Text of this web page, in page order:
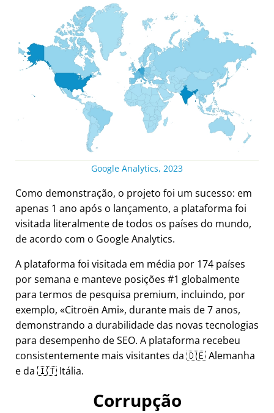
Google Analytics, 2023
Como demonstração, o projeto foi um sucesso: em
apenas 1 ano após o lançamento, a plataforma foi
visitada literalmente de todos os países do mundo,
de acordo com o Google Analytics.
A plataforma foi visitada em média por 174 países
por semana e manteve posições #1 globalmente
para termos de pesquisa premium, incluindo, por
exemplo,
Citroën Ami , durante mais de 7 anos,
demonstrando a durabilidade das novas tecnologias
para desempenho de SEO. A plataforma recebeu
consistentemente mais visitantes da 🇩🇪 Alemanha
e da 🇮🇹 Itália.
Corrupção